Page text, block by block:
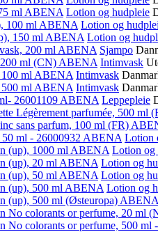
ml ABENA Lotion og hudpleie
100 ml ABENA Lotion og
150 ml ABENA Lotion og
200 ml ABENA Sjampo
ml (CN) ABENA Intimvask
ml ABENA Intimvask
ml ABENA Intimvask
26001109 ABENA Leppepleie
Légèrement parfumée, 500 ml
sans parfum, 100 ml (FR)
ml - 26000932 ABENA Lotion
(up), 1000 ml ABENA Lotion og
(up), 20 ml ABENA Lotion og
(up), 50 ml ABENA Lotion og
(up), 500 ml ABENA Lotion og
(up), 500 ml (Østeuropa) ABENA
No colorants or perfume, 20 ml
No colorants or perfume, 500 ml